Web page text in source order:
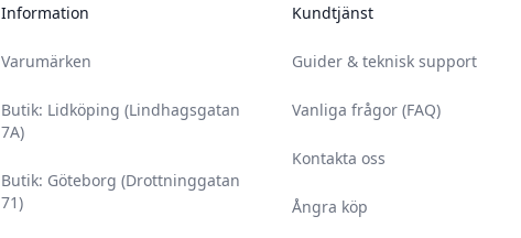
Information
Varumärken
Butik: Lidköping (Lindhagsgatan
7A)
Butik: Göteborg (Drottninggatan
71)
Kundtjänst
Guider & teknisk support
Vanliga frågor (FAQ)
Kontakta oss
Ångra köp